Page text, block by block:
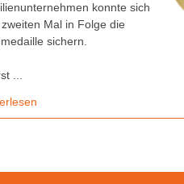
konnte sich
Mal in Folge die
sichern.
...